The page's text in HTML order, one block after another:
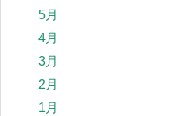
5月
4月
3月
2月
1月